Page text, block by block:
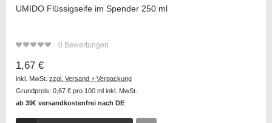
UMIDO Flüssigseife im Spender 250 ml
0 Bewertungen
1,67 €
inkl. MwSt. zzgl. Versand + Verpackung
Grundpreis: 0,67 € pro 100 ml inkl. MwSt.
ab 39€ versandkostenfrei nach DE